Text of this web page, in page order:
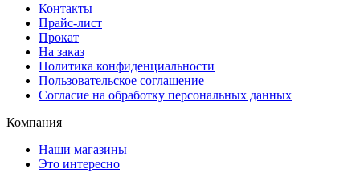
Контакты
Прайс-лист
Прокат
На заказ
Политика конфиденциальности
Пользовательское соглашение
Согласие на обработку персональных данных
Компания
Наши магазины
Это интересно